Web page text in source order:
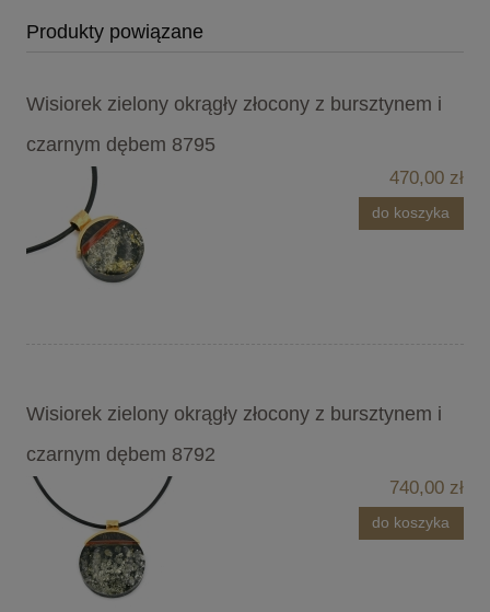
Produkty powiązane
Wisiorek zielony okrągły złocony z bursztynem i
czarnym dębem 8795
470,00 zł
do koszyka
Wisiorek zielony okrągły złocony z bursztynem i
czarnym dębem 8792
740,00 zł
do koszyka